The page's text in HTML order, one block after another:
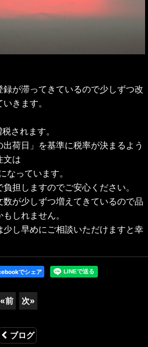
が滞ってきているので少しずつ改
きます。
されます。
荷日」を基準に税率が決まるよう
文は
なっています。
担しますのでご安心ください。
が少しずつ増えてきているので品
しれません。
し早めにご相談いただけますと幸
でシェア
«前 次»
ブログ